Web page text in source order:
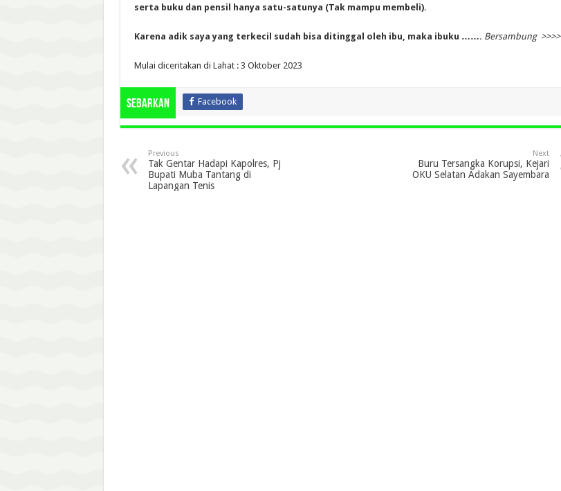
serta buku dan pensil hanya satu-satunya (Tak mampu membeli).
Karena adik saya yang terkecil sudah bisa ditinggal oleh ibu, maka ibuku ……. Bersambung >>>>
Mulai diceritakan di Lahat : 3 Oktober 2023
Sebarkan Facebook
Previous
Tak Gentar Hadapi Kapolres, Pj
Bupati Muba Tantang di
Lapangan Tenis
Next
Buru Tersangka Korupsi, Kejari
OKU Selatan Adakan Sayembara